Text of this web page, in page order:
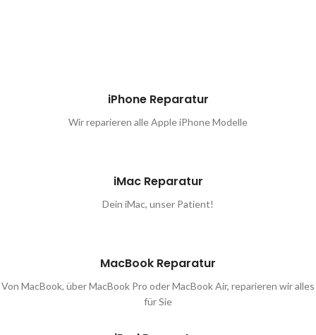
iPhone Reparatur
Wir reparieren alle Apple iPhone Modelle
iMac Reparatur
Dein iMac, unser Patient!
MacBook Reparatur
Von MacBook, über MacBook Pro oder MacBook Air, reparieren wir alles
für Sie